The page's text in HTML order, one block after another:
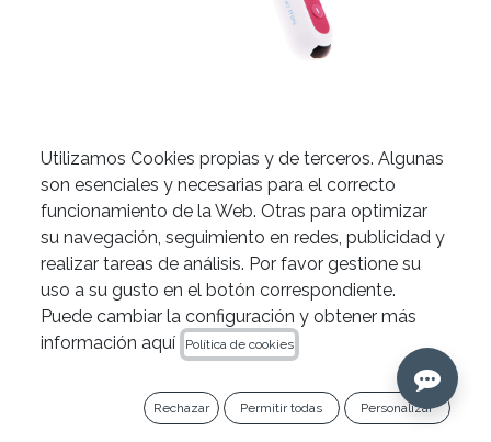
Motor de endodoncia Z-Evo
Mini de Zarc
703,70€
Ref. 6080240
Añadir al carrito
Copiar enlace
Utilizamos Cookies propias y de terceros. Algunas
son esenciales y necesarias para el correcto
funcionamiento de la Web. Otras para optimizar
su navegación, seguimiento en redes, publicidad y
realizar tareas de análisis. Por favor gestione su
uso a su gusto en el botón correspondiente.
Puede cambiar la configuración y obtener más
información aquí
Política de cookies
Rechazar Permitir todas Personalizar